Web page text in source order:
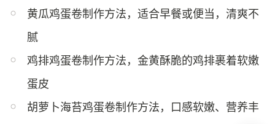
黄瓜鸡蛋卷制作方法，适合早餐或便当，清爽不
腻
鸡排鸡蛋卷制作方法，金黄酥脆的鸡排裹着软嫩
蛋皮
胡萝卜海苔鸡蛋卷制作方法，口感软嫩、营养丰